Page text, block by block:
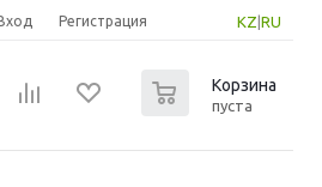
KZ RU
Регистрация
Корзина
пуста